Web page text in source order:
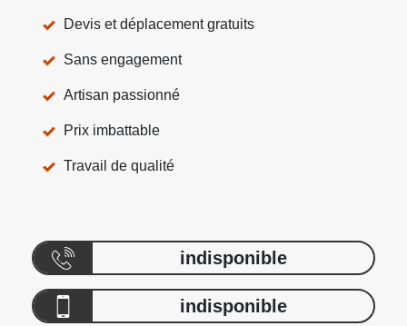
Devis et déplacement gratuits
Sans engagement
Artisan passionné
Prix imbattable
Travail de qualité
indisponible
indisponible